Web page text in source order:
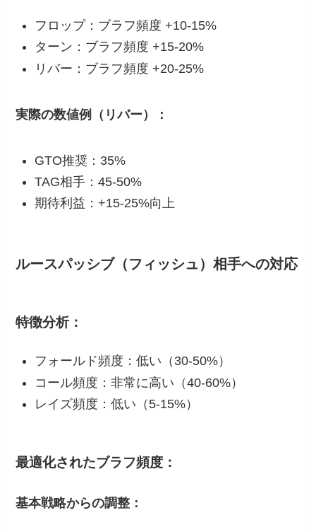
フロップ：ブラフ頻度 +10-15%
ターン：ブラフ頻度 +15-20%
リバー：ブラフ頻度 +20-25%
実際の数値例（リバー）：
GTO推奨：35%
TAG相手：45-50%
期待利益：+15-25%向上
ルースパッシブ（フィッシュ）相手への対応
特徴分析：
フォールド頻度：低い（30-50%）
コール頻度：非常に高い（40-60%）
レイズ頻度：低い（5-15%）
最適化されたブラフ頻度：
基本戦略からの調整：